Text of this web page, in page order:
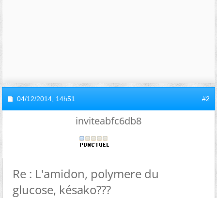
04/12/2014, 14h51 #2
inviteabfc6db8
Re : L'amidon, polymere du
glucose, késako???